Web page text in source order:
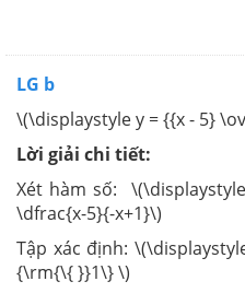
LG b
\(\displaystyle y = {{x - 5}
Lời giải chi tiết:
Xét hàm số:
\dfrac{x-5}{-x+1}\)
Tập xác định:
{\rm{\{ }}1\} \)